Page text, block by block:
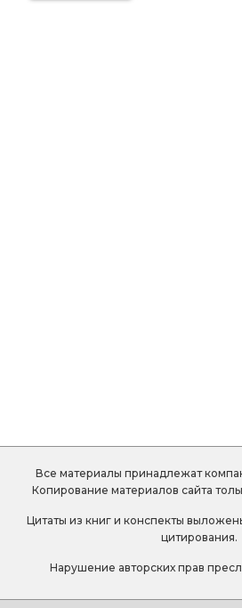
Все материалы принадлежат
Копирование материалов сайта
Цитаты из книг и конспекты
цитирования.
Нарушение авторских прав